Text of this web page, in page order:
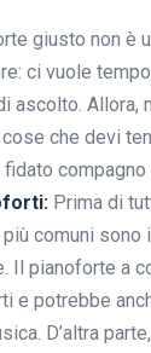
giusto non è
ci vuole
ascolto.
che devi
compagno
Prima di
comuni sono
Il pianoforte a
e potrebbe
D’altra